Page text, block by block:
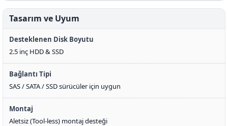
Tasarım ve Uyum
Desteklenen Disk Boyutu
2.5 inç HDD & SSD
Bağlantı Tipi
SAS / SATA / SSD sürücüler için uygun
Montaj
Aletsiz (Tool-less) montaj desteği